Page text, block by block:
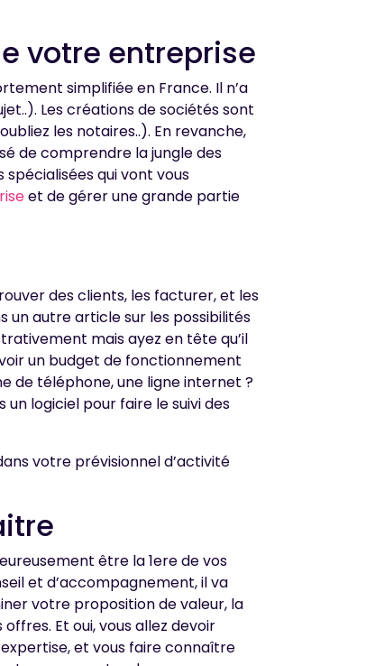
votre entreprise
simplifiée en France. Il n’a
Les créations de sociétés sont
les notaires..). En revanche,
de comprendre la jungle des
spécialisées qui vont vous
et de gérer une grande partie
des clients, les facturer, et les
un autre article sur les possibilités
mais ayez en tête qu’il
un budget de fonctionnement
de téléphone, une ligne internet ?
un logiciel pour faire le suivi des
votre prévisionnel d’activité
être la 1ere de vos
et d’accompagnement, il va
votre proposition de valeur, la
Et oui, vous allez devoir
et vous faire connaître